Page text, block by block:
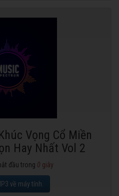
Vọng Cổ Miền
Hay Nhất Vol 2
đầu trong 0 giây
về máy tính.